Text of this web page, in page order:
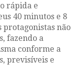
rápida e
40 minutos e 8
protagonistas não
fazendo a
conforme a
previsíveis e